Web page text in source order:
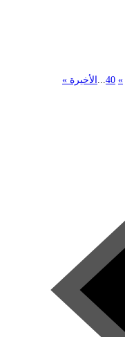
»
40
... الأخيرة »